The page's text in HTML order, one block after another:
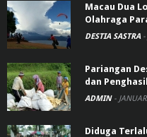
Macau Dua
Olahraga
DESTIA SASTRA -
Pariangan
dan
ADMIN -
Diduga